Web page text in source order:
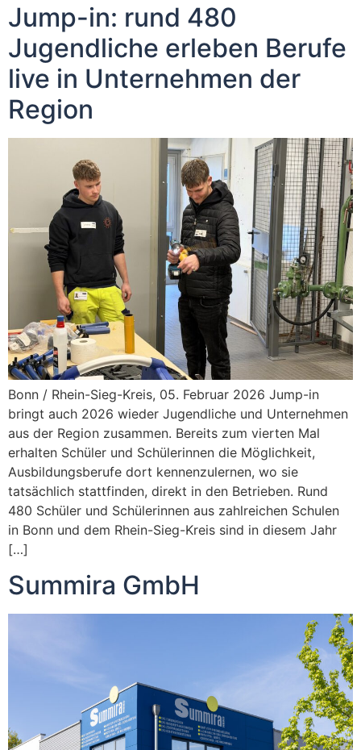
Jump-in: rund 480
Jugendliche erleben Berufe
live in Unternehmen der
Region
Bonn / Rhein-Sieg-Kreis, 05. Februar 2026 Jump-in
bringt auch 2026 wieder Jugendliche und Unternehmen
aus der Region zusammen. Bereits zum vierten Mal
erhalten Schüler und Schülerinnen die Möglichkeit,
Ausbildungsberufe dort kennenzulernen, wo sie
tatsächlich stattfinden, direkt in den Betrieben. Rund
480 Schüler und Schülerinnen aus zahlreichen Schulen
in Bonn und dem Rhein-Sieg-Kreis sind in diesem Jahr
[…]
Summira GmbH